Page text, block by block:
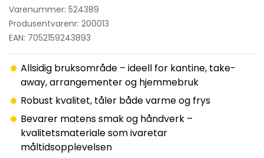
Varenummer: 524389
Produsentvarenr: 200013
EAN: 7052159243893
Allsidig bruksområde – ideell for kantine, take-
away, arrangementer og hjemmebruk
Robust kvalitet, tåler både varme og frys
Bevarer matens smak og håndverk –
kvalitetsmateriale som ivaretar
måltidsopplevelsen